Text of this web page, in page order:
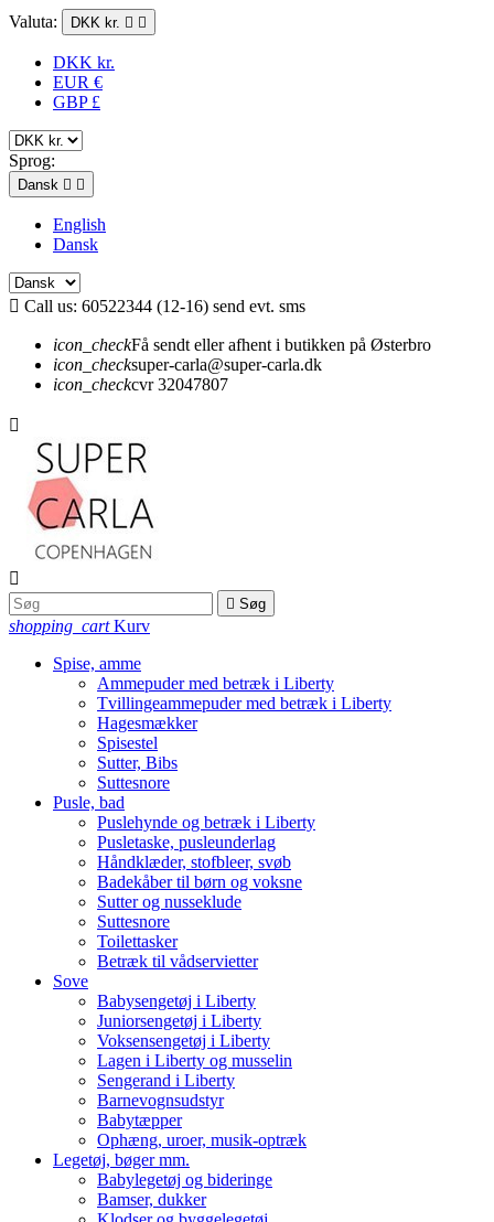
Valuta: DKK kr.  
DKK kr.
EUR €
GBP £
Sprog:
Dansk  
English
Dansk
 Call us: 60522344 (12-16) send evt. sms
icon_checkFå sendt eller afhent i butikken på Østerbro
icon_checksuper-carla@super-carla.dk
icon_checkcvr 32047807


 Søg
shopping_cart Kurv
Spise, amme
Ammepuder med betræk i Liberty
Tvillingeammepuder med betræk i Liberty
Hagesmækker
Spisestel
Sutter, Bibs
Suttesnore
Pusle, bad
Puslehynde og betræk i Liberty
Pusletaske, pusleunderlag
Håndklæder, stofbleer, svøb
Badekåber til børn og voksne
Sutter og nusseklude
Suttesnore
Toilettasker
Betræk til vådservietter
Sove
Babysengetøj i Liberty
Juniorsengetøj i Liberty
Voksensengetøj i Liberty
Lagen i Liberty og musselin
Sengerand i Liberty
Barnevognsudstyr
Babytæpper
Ophæng, uroer, musik-optræk
Legetøj, bøger mm.
Babylegetøj og bideringe
Bamser, dukker